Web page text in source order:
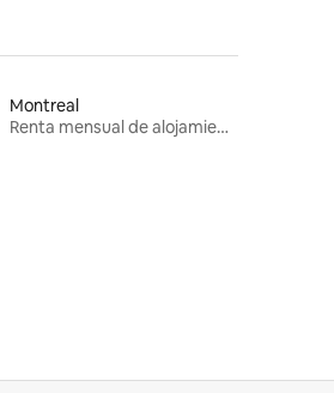
Montreal
Renta mensual de alojamientos